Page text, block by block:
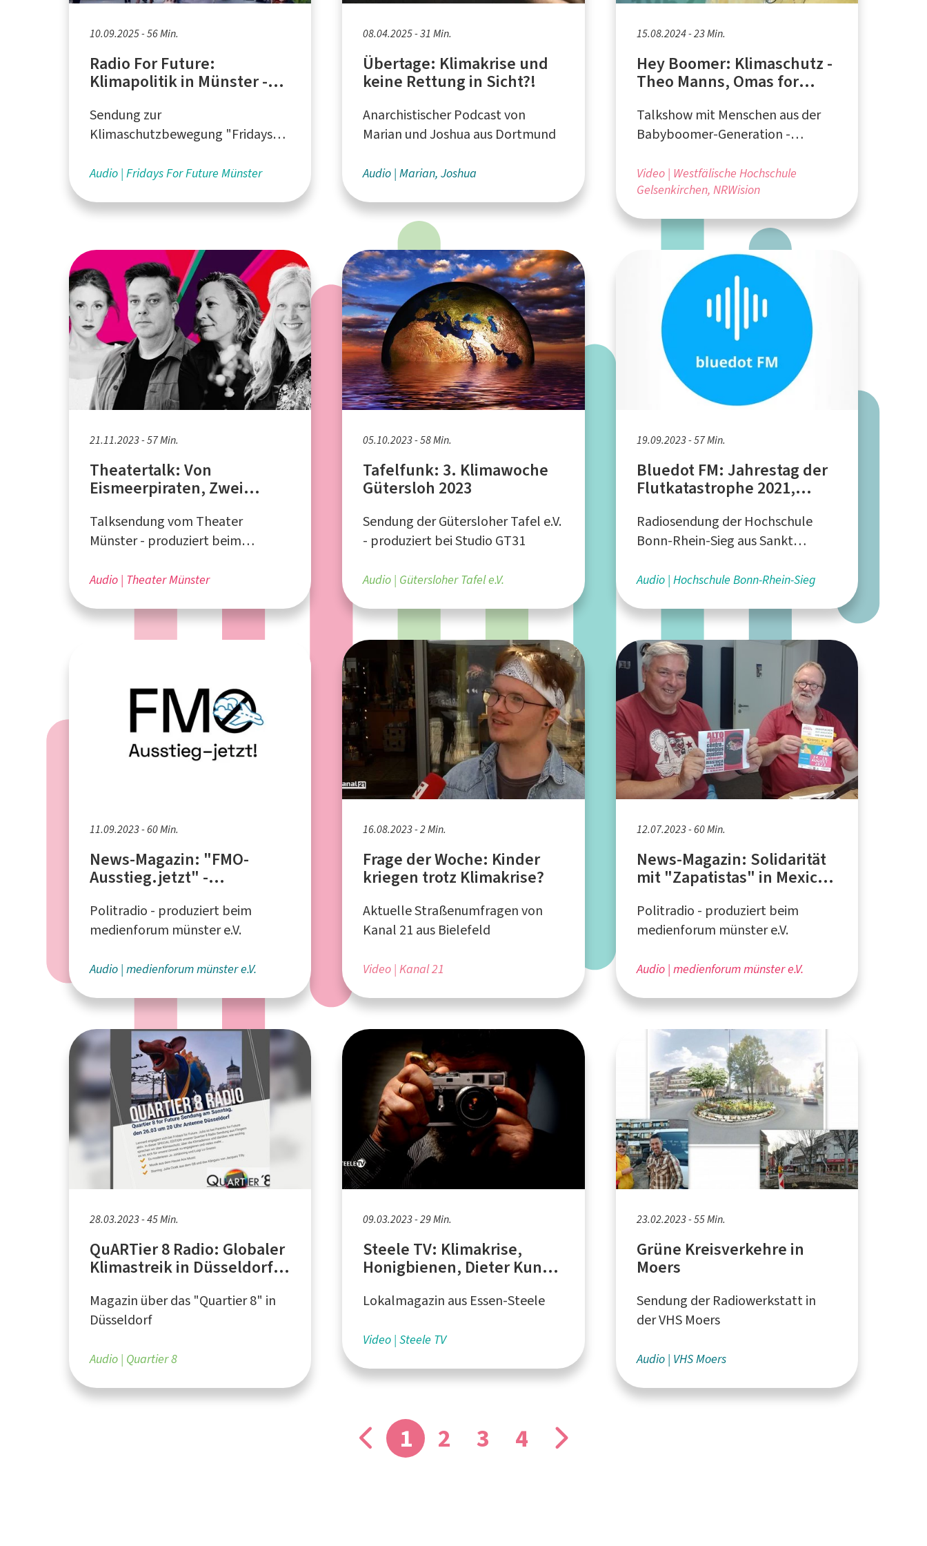
10.09.2025 - 56 Min.
Radio For Future:
Klimapolitik in Münster -
der Geiststraße, PARK(ing)
Day
Sendung zur
Klimaschutzbewegung "Fridays
medienforum münster e. V.
Audio Fridays For Future Münster
08.04.2025 - 31 Min.
Übertage: Klimakrise und
keine Rettung in Sicht?!
Anarchistischer Podcast von
Marian und Joshua aus Dortmund
Audio Marian, Joshua
15.08.2024 - 23 Min.
Hey Boomer: Klimaschutz -
Theo Manns, Omas for
Talkshow mit Menschen aus der
Babyboomer-Generation -
Westfälischen Hochschule
Gelsenkirchen und NRWision
Video Westfälische Hochschule
Gelsenkirchen, NRWision
21.11.2023 - 57 Min.
Theatertalk: Von
Eismeerpiraten, Zwei
berühmten Drei Groschen
Talksendung vom Theater
Münster - produziert beim
Audio Theater Münster
05.10.2023 - 58 Min.
Tafelfunk: 3. Klimawoche
Gütersloh 2023
Sendung der Gütersloher Tafel e.V.
- produziert bei Studio GT31
Audio Gütersloher Tafel e.V.
19.09.2023 - 57 Min.
Bluedot FM: Jahrestag der
Flutkatastrophe 2021,
Reifenabrieb, E-Mobilität
Radiosendung der Hochschule
Bonn-Rhein-Sieg aus Sankt
Audio Hochschule Bonn-Rhein-Sieg
11.09.2023 - 60 Min.
News-Magazin: "FMO-
Ausstieg.jetzt" -
Flughafen
Münster/Osnabrück
Politradio - produziert beim
medienforum münster e.V.
Audio medienforum münster e.V.
16.08.2023 - 2 Min.
Frage der Woche: Kinder
kriegen trotz Klimakrise?
Aktuelle Straßenumfragen von
Kanal 21 aus Bielefeld
Video Kanal 21
12.07.2023 - 60 Min.
News-Magazin: Solidarität
mit "Zapatistas" in Mexico,
Gruppe "B.A.S.T.A."
Politradio - produziert beim
medienforum münster e.V.
Audio medienforum münster e.V.
28.03.2023 - 45 Min.
QuARTier 8 Radio: Globaler
Klimastreik in Düsseldorf -
for Future
Magazin über das "Quartier 8" in
Düsseldorf
Audio Quartier 8
09.03.2023 - 29 Min.
Steele TV: Klimakrise,
Honigbienen, Dieter Kunst
Lokalmagazin aus Essen-Steele
Video Steele TV
23.02.2023 - 55 Min.
Grüne Kreisverkehre in
Moers
Sendung der Radiowerkstatt in
der VHS Moers
Audio VHS Moers
1 2 3 4